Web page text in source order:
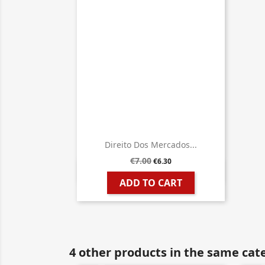
Direito Dos Mercados...
€7.00€6.30
ADD TO CART
 Quick view
4 other products in the same